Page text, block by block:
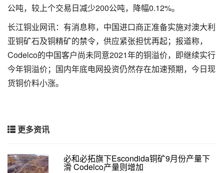
公吨，较上个交易日减少200公吨，降幅0.12%。
长江铜业网讯：有消息称，中国进口商正准备实施对澳大利
亚铜矿石及铜精矿的禁令，供应紧张担忧再起；报道称，
Codelco的中国客户尚未同意2021年的铜溢价，即继续实行
今年铜溢价；国内年底电网投资仍然存在加速预期，今日现
货铜价料小涨。
更多资讯
必和必拓旗下Escondida铜矿9月份产量下
滑 Codelco产量则增加